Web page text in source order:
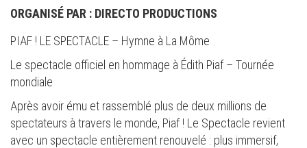
ORGANISÉ PAR : DIRECTO PRODUCTIONS
PIAF ! LE SPECTACLE – Hymne à La Môme
Le spectacle officiel en hommage à Édith Piaf – Tournée
mondiale
Après avoir ému et rassemblé plus de deux millions de
spectateurs à travers le monde, Piaf ! Le Spectacle revient
avec un spectacle entièrement renouvelé : plus immersif,